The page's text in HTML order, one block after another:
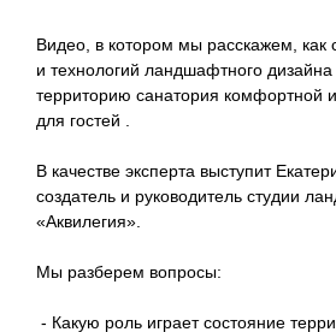
Видео, в котором мы расскажем,
и технологий ландшафтного
территорию санатория комфортной
для гостей .
В качестве эксперта выступит
создатель и руководитель студии
«Аквилегия».
Мы разберем вопросы:
- Какую роль играет состояние